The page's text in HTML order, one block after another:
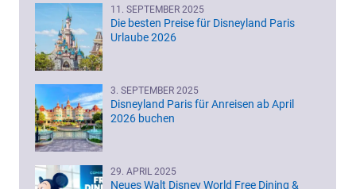
11. SEPTEMBER 2025
Die besten Preise für Disneyland Paris
Urlaube 2026
3. SEPTEMBER 2025
Disneyland Paris für Anreisen ab April
2026 buchen
29. APRIL 2025
Neues Walt Disney World Free Dining &